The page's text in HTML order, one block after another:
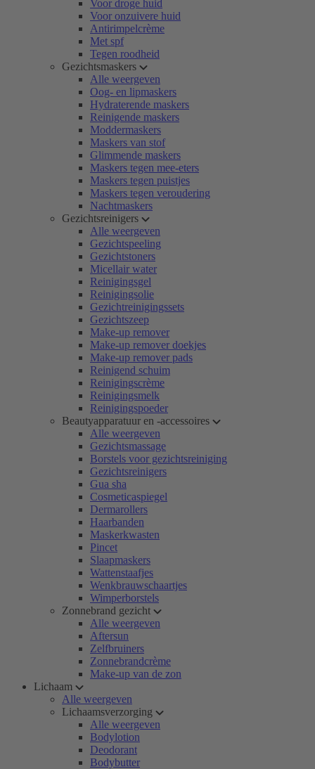
Voor droge huid
Voor onzuivere huid
Antirimpelcrème
Met spf
Tegen roodheid
Gezichtsmaskers
Alle weergeven
Oog- en lipmaskers
Hydraterende maskers
Reinigende maskers
Moddermaskers
Maskers van stof
Glimmende maskers
Maskers tegen mee-eters
Maskers tegen puistjes
Maskers tegen veroudering
Nachtmaskers
Gezichtsreinigers
Alle weergeven
Gezichtspeeling
Gezichtstoners
Micellair water
Reinigingsgel
Reinigingsolie
Gezichtreinigingssets
Gezichtszeep
Make-up remover
Make-up remover doekjes
Make-up remover pads
Reinigend schuim
Reinigingscrème
Reinigingsmelk
Reinigingspoeder
Beautyapparatuur en -accessoires
Alle weergeven
Gezichtsmassage
Borstels voor gezichtsreiniging
Gezichtsreinigers
Gua sha
Cosmeticaspiegel
Dermarollers
Haarbanden
Maskerkwasten
Pincet
Slaapmaskers
Wattenstaafjes
Wenkbrauwschaartjes
Wimperborstels
Zonnebrand gezicht
Alle weergeven
Aftersun
Zelfbruiners
Zonnebrandcrème
Make-up van de zon
Lichaam
Alle weergeven
Lichaamsverzorging
Alle weergeven
Bodylotion
Deodorant
Bodybutter